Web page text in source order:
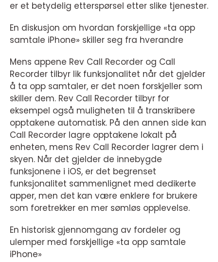
er et betydelig etterspørsel etter slike tjenester.
En diskusjon om hvordan forskjellige «ta opp
samtale iPhone» skiller seg fra hverandre
Mens appene Rev Call Recorder og Call
Recorder tilbyr lik funksjonalitet når det gjelder
å ta opp samtaler, er det noen forskjeller som
skiller dem. Rev Call Recorder tilbyr for
eksempel også muligheten til å transkribere
opptakene automatisk. På den annen side kan
Call Recorder lagre opptakene lokalt på
enheten, mens Rev Call Recorder lagrer dem i
skyen. Når det gjelder de innebygde
funksjonene i iOS, er det begrenset
funksjonalitet sammenlignet med dedikerte
apper, men det kan være enklere for brukere
som foretrekker en mer sømløs opplevelse.
En historisk gjennomgang av fordeler og
ulemper med forskjellige «ta opp samtale
iPhone»